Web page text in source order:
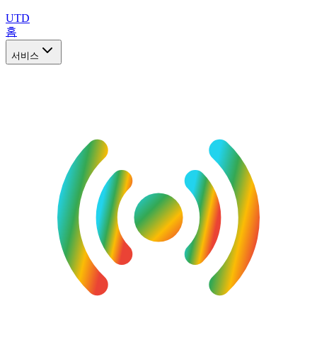
UTD
홈
서비스